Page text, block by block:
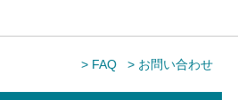
> FAQ > お問い合わせ